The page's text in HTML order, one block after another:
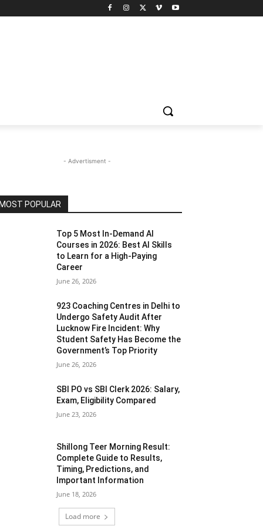
- Advertisment -
MOST POPULAR
Top 5 Most In-Demand AI
Courses in 2026: Best AI Skills
to Learn for a High-Paying
Career
June 26, 2026
923 Coaching Centres in Delhi to
Undergo Safety Audit After
Lucknow Fire Incident: Why
Student Safety Has Become the
Government’s Top Priority
June 26, 2026
SBI PO vs SBI Clerk 2026: Salary,
Exam, Eligibility Compared
June 23, 2026
Shillong Teer Morning Result:
Complete Guide to Results,
Timing, Predictions, and
Important Information
June 18, 2026
Load more